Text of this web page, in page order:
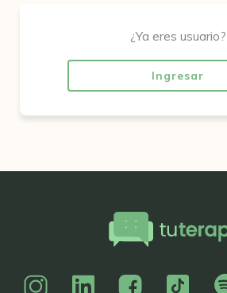
¿Ya eres usuario?
Ingresar